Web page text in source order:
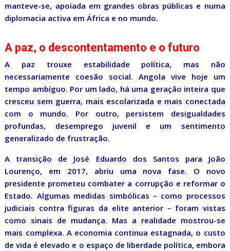
manteve-se, apoiada em grandes obras públicas e numa
diplomacia activa em África e no mundo.
A paz, o descontentamento e o futuro
A paz trouxe estabilidade política, mas não
necessariamente coesão social. Angola vive hoje um
tempo ambíguo. Por um lado, há uma geração inteira que
cresceu sem guerra, mais escolarizada e mais conectada
com o mundo. Por outro, persistem desigualdades
profundas, desemprego juvenil e um sentimento
generalizado de frustração.
A transição de José Eduardo dos Santos para João
Lourenço, em 2017, abriu uma nova fase. O novo
presidente prometeu combater a corrupção e reformar o
Estado. Algumas medidas simbólicas – como processos
judiciais contra figuras da elite anterior – foram vistas
como sinais de mudança. Mas a realidade mostrou-se
mais complexa. A economia continua estagnada, o custo
de vida é elevado e o espaço de liberdade política, embora